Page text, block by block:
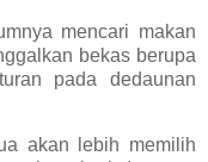
mencari makan
bekas berupa
pada dedaunan
akan lebih memilih